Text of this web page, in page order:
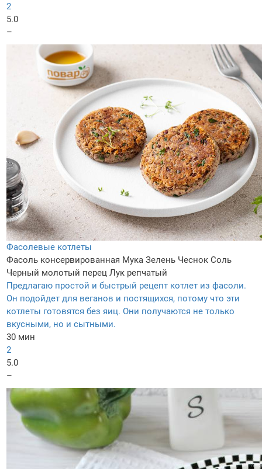
2
5.0
–
Фасолевые котлеты
Фасоль консервированная Мука Зелень Чеснок Соль
Черный молотый перец Лук репчатый
Предлагаю простой и быстрый рецепт котлет из фасоли.
Он подойдет для веганов и постящихся, потому что эти
котлеты готовятся без яиц. Они получаются не только
вкусными, но и сытными.
30 мин
2
5.0
–